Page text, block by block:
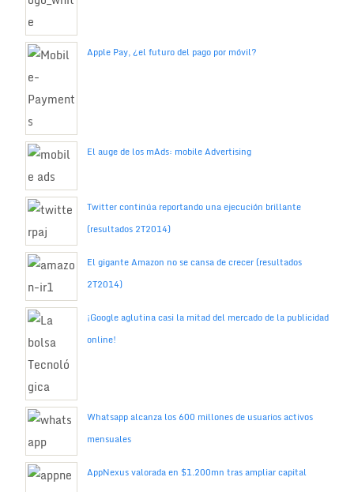
Apple Pay, ¿el futuro del pago por móvil?
El auge de los mAds: mobile Advertising
Twitter continúa reportando una ejecución brillante
(resultados 2T2014)
El gigante Amazon no se cansa de crecer (resultados
2T2014)
¡Google aglutina casi la mitad del mercado de la publicidad
online!
Whatsapp alcanza los 600 millones de usuarios activos
mensuales
AppNexus valorada en $1.200mn tras ampliar capital